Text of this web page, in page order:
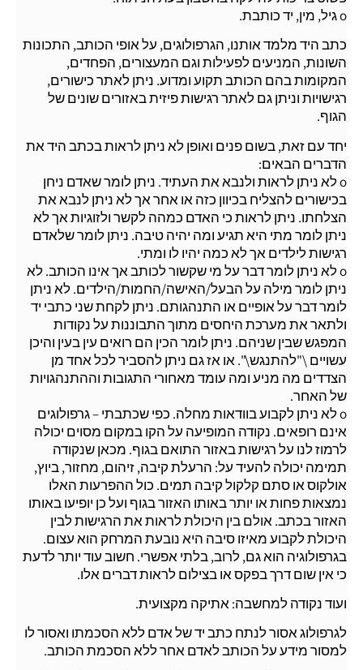
o גיל, מין, יד כותבת.
כתב היד מלמד אותנו, הגרפולוגים, על אופי הכותב, התכונות
השונות, המניעים לפעילות וגם המעצורים, הפחדים,
המקומות בהם הכותב תקוע ומדוע. ניתן לאתר כישורים,
רגישויות וניתן גם לאתר רגישות פיזית באזורים שונים של
הגוף.
יחד עם זאת, בשום פנים ואופן לא ניתן לראות בכתב היד את
הדברים הבאים:
o לא ניתן לראות ולנבא את העתיד. ניתן לומר שאדם ניחן
בכישורים להצליח בכיוון כזה או אחר אך לא ניתן לנבא את
הצלחתו. ניתן לראות כי האדם כמהה לקשר ולזוגיות אך לא
ניתן לומר מתי היא תגיע ומה יהיה טיבה. ניתן לומר שלאדם
רגישות לילדים אך לא כמה יהיו לו ומתי.
o לא ניתן לומר דבר על מי שקשור לכותב אך אינו הכותב. לא
ניתן לומר מילה על הבעל/האישה/החמות/הילדים. לא ניתן
לומר דבר על אופיים או התנהגותם. ניתן לקחת שני כתבי יד
ולתאר את מערכת היחסים מתוך התבוננות על נקודות
המפגש שבין שניהם. ניתן לומר הכין הם רואים עין בעין והיכן
עשויים \"להתנגש\". או אז גם ניתן להסביר לכל אחד מן
הצדדים מה מניע ומה עומד מאחורי התגובות וההתנהגויות
של האחר.
o לא ניתן לקבוע בוודאות מחלה. כפי שכתבתי – גרפולוגים
אינם רופאים. נקודה המופיעה על הקו במקום מסוים יכולה
לרמוז לנו על רגישות באזור התואם בגוף. מכאן שנקודה
תמימה יכולה להעיד על: הרעלת קיבה, זיהום, מחזור, ביוץ,
אולקוס או סתם קלקול קיבה תמים. כול ההפרעות האלו
נמצאות פחות או יותר באותו האזור בגוף ועל כן יופיעו באותו
האזור בכתב. אולם בין היכולת לראות את הרגישות לבין
היכולת לקבוע מאיזו סיבה היא נובעת המרחק הוא עצום.
בגרפולוגיה הוא גם, לרוב, בלתי אפשרי. חשוב עוד יותר לדעת
כי אין שום דרך בפקס או בצילום לראות דברים אלו.
ועוד נקודה למחשבה: אתיקה מקצועית.
לגרפולוג אסור לנתח כתב יד של אדם ללא הסכמתו ואסור לו
למסור מידע על הכותב לאדם אחר ללא הסכמת הכותב.